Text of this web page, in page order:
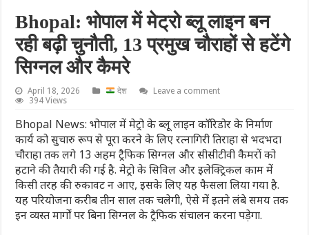
Bhopal: भोपाल में मेट्रो ब्लू लाइन बन
रही बढ़ी चुनौती, 13 प्रमुख चौराहों से हटेंगे
सिग्नल और कैमरे
April 18, 2026 देश
Leave a comment
394 Views
Bhopal News: भोपाल में मेट्रो के ब्लू लाइन कॉरिडोर के निर्माण
कार्य को सुचारु रूप से पूरा करने के लिए रत्नागिरी तिराहा से भदभदा
चौराहा तक लगे 13 अहम ट्रैफिक सिग्नल और सीसीटीवी कैमरों को
हटाने की तैयारी की गई है. मेट्रो के सिविल और इलेक्ट्रिकल काम में
किसी तरह की रुकावट न आए, इसके लिए यह फैसला लिया गया है.
यह परियोजना करीब तीन साल तक चलेगी, ऐसे में इतने लंबे समय तक
इन व्यस्त मार्गों पर बिना सिग्नल के ट्रैफिक संचालन करना पड़ेगा.